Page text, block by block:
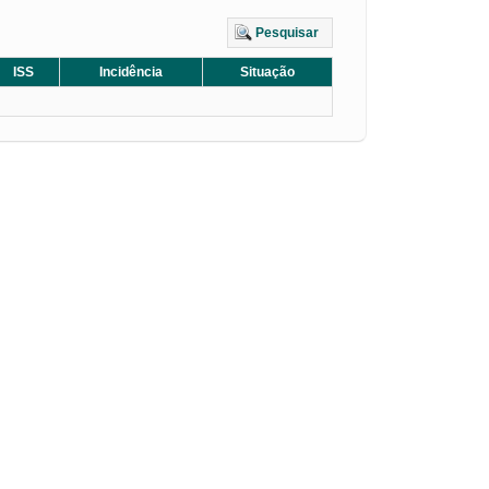
Pesquisar
ISS Incidência
Situação